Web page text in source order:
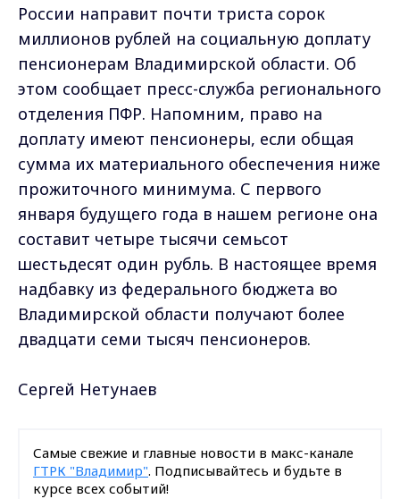
России направит почти триста сорок
миллионов рублей на социальную доплату
пенсионерам Владимирской области. Об
этом сообщает пресс-служба регионального
отделения ПФР. Напомним, право на
доплату имеют пенсионеры, если общая
сумма их материального обеспечения ниже
прожиточного минимума. С первого
января будущего года в нашем регионе она
составит четыре тысячи семьсот
шестьдесят один рубль. В настоящее время
надбавку из федерального бюджета во
Владимирской области получают более
двадцати семи тысяч пенсионеров.
Сергей Нетунаев
Самые свежие и главные новости в макс-канале
ГТРК "Владимир". Подписывайтесь и будьте в
курсе всех событий!